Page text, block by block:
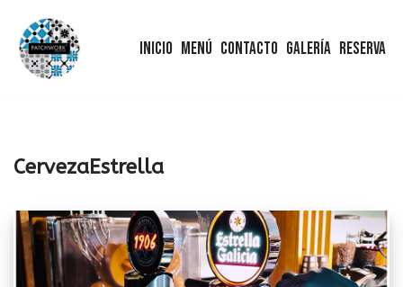
Saltar
Inicio Menú Contacto Galería Reserva
CervezaEstrella